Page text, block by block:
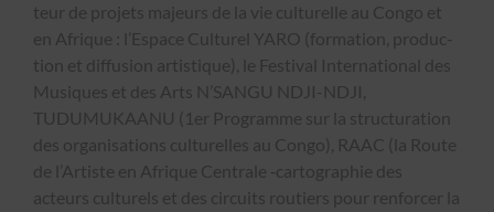
teur de pro­jets majeurs de la vie cul­turelle au Con­go et
en Afrique : l’Espace Cul­turel YARO (for­ma­tion, pro­duc­
tion et dif­fu­sion artis­tique), le Fes­ti­val Inter­na­tion­al des
Musiques et des Arts N’SANGU NDJI-NDJI,
TUDUMUKAANU (1er Pro­gramme sur la struc­tura­tion
des organ­i­sa­tions cul­turelles au Con­go), RAAC (la Route
de l’Artiste en Afrique Cen­trale ‑car­togra­phie des
acteurs cul­turels et des cir­cuits routiers pour ren­forcer la